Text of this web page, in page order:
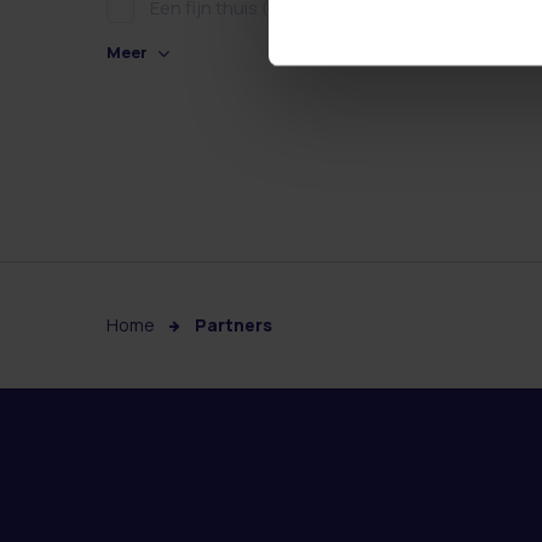
Meer
Home Partners